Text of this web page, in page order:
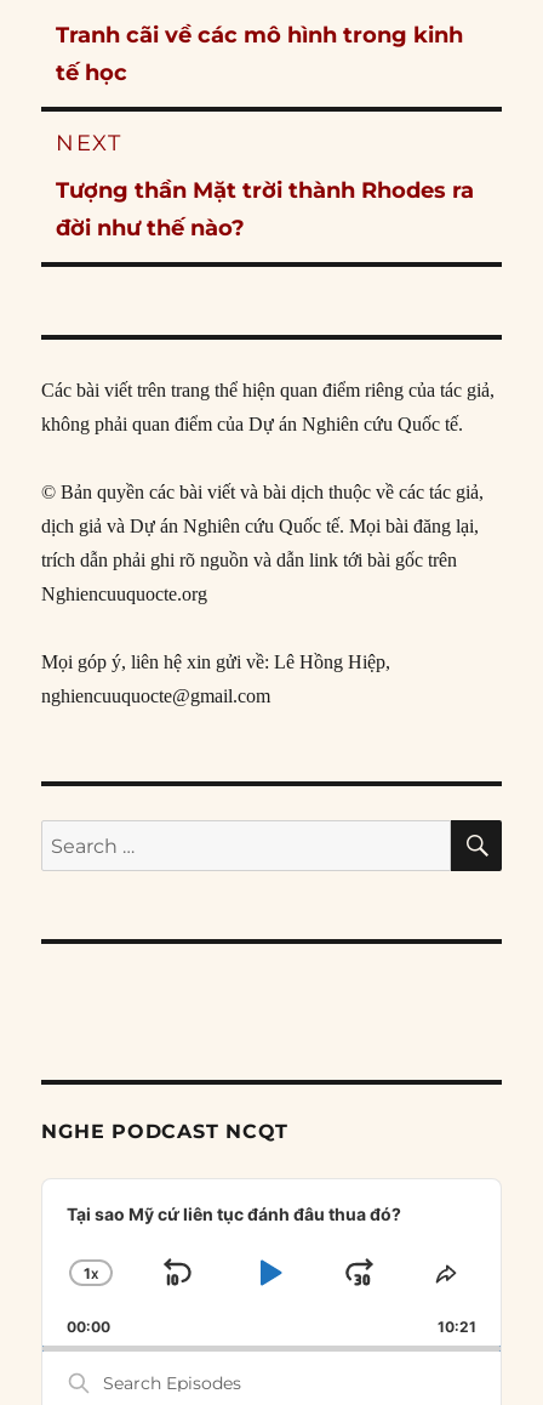
Previous
post:
Tranh cãi về các mô hình trong kinh
tế học
NEXT
Next
post:
Tượng thần Mặt trời thành Rhodes ra
đời như thế nào?
Các bài viết trên trang thể hiện quan điểm riêng của tác giả,
không phải quan điểm của Dự án Nghiên cứu Quốc tế.
© Bản quyền các bài viết và bài dịch thuộc về các tác giả,
dịch giả và Dự án Nghiên cứu Quốc tế. Mọi bài đăng lại,
trích dẫn phải ghi rõ nguồn và dẫn link tới bài gốc trên
Nghiencuuquocte.org
Mọi góp ý, liên hệ xin gửi về: Lê Hồng Hiệp,
nghiencuuquocte@gmail.com
Search
for:
NGHE PODCAST NCQT
Audio
Player
Tại sao Mỹ cứ liên tục đánh đâu thua đó?
CHANGE
RATE
1X
SKIP
PLAYJUMP
FORWARD
SHARE
00:00 10:21
Search
Episodes